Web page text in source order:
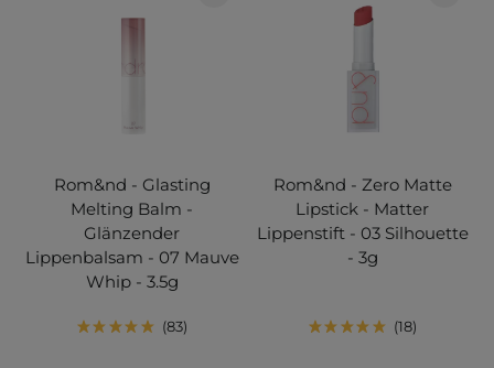
Rom&nd - Glasting
Melting Balm -
Glänzender
Lippenbalsam - 07 Mauve
Whip - 3.5g
83
Rom&nd - Zero Matte
Lipstick - Matter
Lippenstift - 03 Silhouette
- 3g
18